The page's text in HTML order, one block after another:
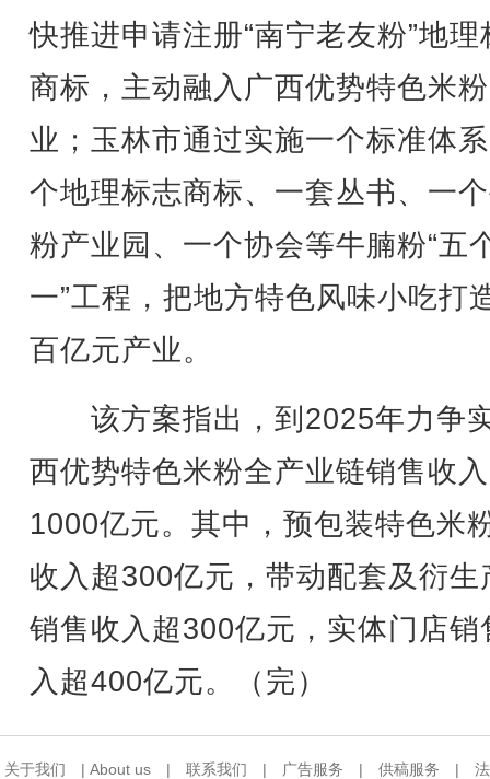
快推进申请注册“南宁老友粉”地理
商标，主动融入广西优势特色米
业；玉林市通过实施一个标准体
个地理标志商标、一套丛书、一
粉产业园、一个协会等牛腩粉“五
一”工程，把地方特色风味小吃打
百亿元产业。
该方案指出，到2025年力争
西优势特色米粉全产业链销售收
1000亿元。其中，预包装特色米
收入超300亿元，带动配套及衍生
销售收入超300亿元，实体门店销
入超400亿元。（完）
关于我们 | About us | 联系我们 | 广告服务 | 供稿服务 |